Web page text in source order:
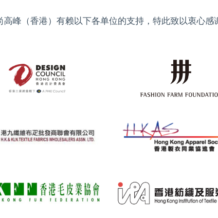
高峰（香港）有赖以下各单位的支持，特此致以衷心感